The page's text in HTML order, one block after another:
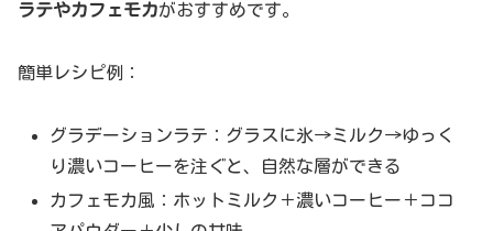
ラテやカフェモカがおすすめです。
簡単レシピ例：
グラデーションラテ：グラスに氷→ミルク→ゆっく
り濃いコーヒーを注ぐと、自然な層ができる
カフェモカ風：ホットミルク＋濃いコーヒー＋ココ